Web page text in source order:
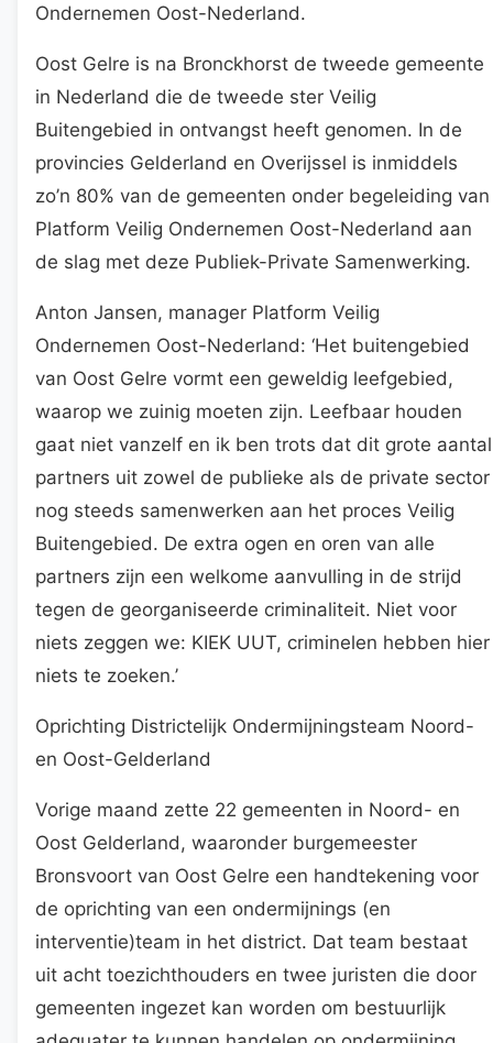
Ondernemen Oost-Nederland.
Oost Gelre is na Bronckhorst de tweede gemeente
in Nederland die de tweede ster Veilig
Buitengebied in ontvangst heeft genomen. In de
provincies Gelderland en Overijssel is inmiddels
zo’n 80% van de gemeenten onder begeleiding van
Platform Veilig Ondernemen Oost-Nederland aan
de slag met deze Publiek-Private Samenwerking.
Anton Jansen, manager Platform Veilig
Ondernemen Oost-Nederland: ‘Het buitengebied
van Oost Gelre vormt een geweldig leefgebied,
waarop we zuinig moeten zijn. Leefbaar houden
gaat niet vanzelf en ik ben trots dat dit grote aantal
partners uit zowel de publieke als de private sector
nog steeds samenwerken aan het proces Veilig
Buitengebied. De extra ogen en oren van alle
partners zijn een welkome aanvulling in de strijd
tegen de georganiseerde criminaliteit. Niet voor
niets zeggen we: KIEK UUT, criminelen hebben hier
niets te zoeken.’
Oprichting Districtelijk Ondermijningsteam Noord-
en Oost-Gelderland
Vorige maand zette 22 gemeenten in Noord- en
Oost Gelderland, waaronder burgemeester
Bronsvoort van Oost Gelre een handtekening voor
de oprichting van een ondermijnings (en
interventie)team in het district. Dat team bestaat
uit acht toezichthouders en twee juristen die door
gemeenten ingezet kan worden om bestuurlijk